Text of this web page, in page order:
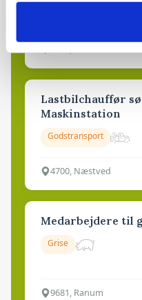
Lastbilchauffør
Maskinstation
Godstransport
4700, Næstved
Medarbejdere til
Grise
9681, Ranum